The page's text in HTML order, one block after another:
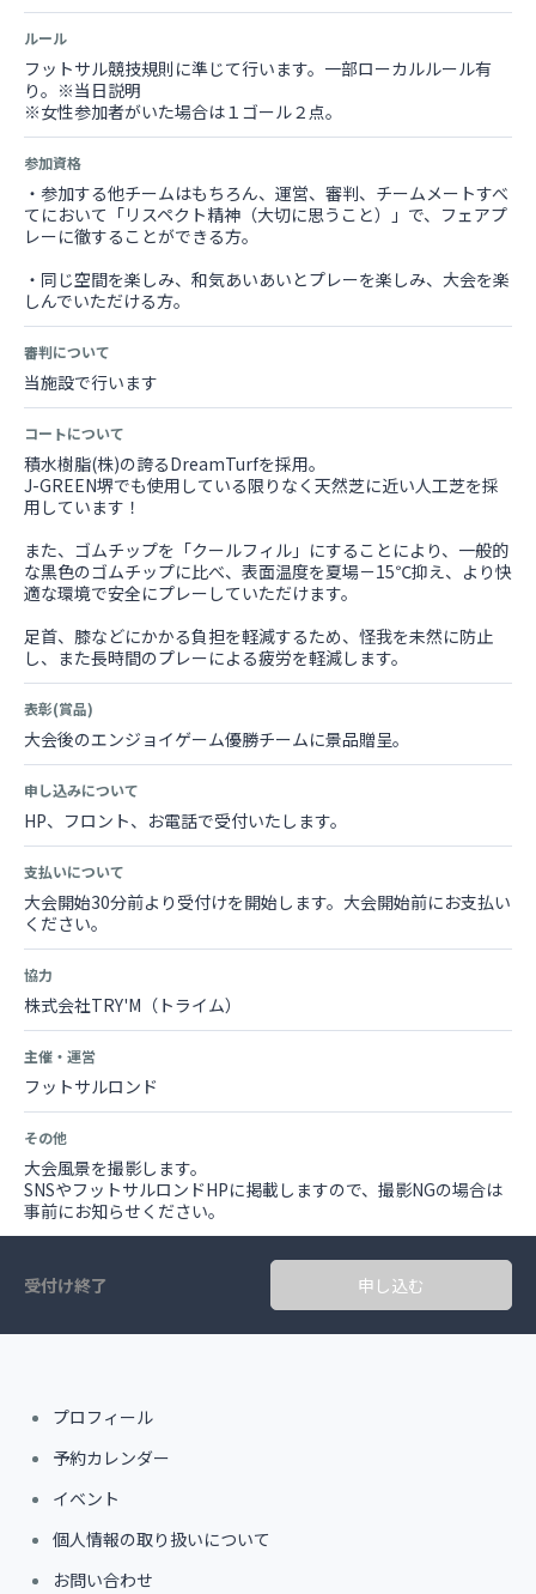
ルール
フットサル競技規則に準じて行います。一部ローカルルール有
り。※当日説明
※女性参加者がいた場合は１ゴール２点。
参加資格
・参加する他チームはもちろん、運営、審判、チームメートすべ
てにおいて「リスペクト精神（大切に思うこと）」で、フェアプ
レーに徹することができる方。
・同じ空間を楽しみ、和気あいあいとプレーを楽しみ、大会を楽
しんでいただける方。
審判について
当施設で行います
コートについて
積水樹脂(株)の誇るDreamTurfを採用。
J-GREEN堺でも使用している限りなく天然芝に近い人工芝を採
用しています！
また、ゴムチップを「クールフィル」にすることにより、一般的
な黒色のゴムチップに比べ、表面温度を夏場－15℃抑え、より快
適な環境で安全にプレーしていただけます。
足首、膝などにかかる負担を軽減するため、怪我を未然に防止
し、また長時間のプレーによる疲労を軽減します。
表彰(賞品)
大会後のエンジョイゲーム優勝チームに景品贈呈。
申し込みについて
HP、フロント、お電話で受付いたします。
支払いについて
大会開始30分前より受付けを開始します。大会開始前にお支払い
ください。
協力
株式会社TRY'M（トライム）
主催・運営
フットサルロンド
その他
大会風景を撮影します。
SNSやフットサルロンドHPに掲載しますので、撮影NGの場合は
事前にお知らせください。
受付け終了 申し込む
プロフィール
予約カレンダー
イベント
個人情報の取り扱いについて
お問い合わせ